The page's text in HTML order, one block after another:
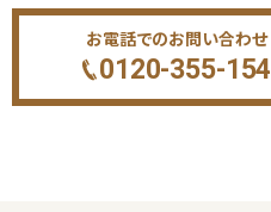
お電話でのお問い合わせ
0120-355-154